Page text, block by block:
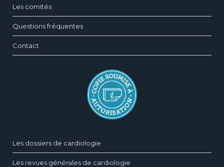
Les comités
Questions fréquentes
Contact
Les dossiers de cardiologie
Les revues générales de cardiologie